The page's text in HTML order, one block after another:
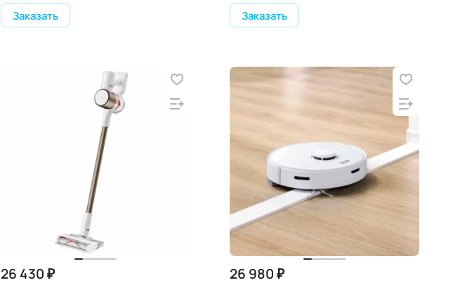
Заказать Заказать
26 430 ₽ 26 980 ₽